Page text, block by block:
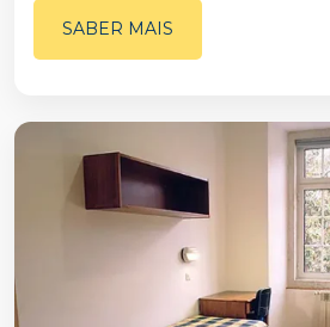
SABER MAIS